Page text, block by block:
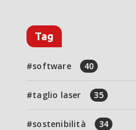
Tag
software 40
taglio laser 35
sostenibilità 34